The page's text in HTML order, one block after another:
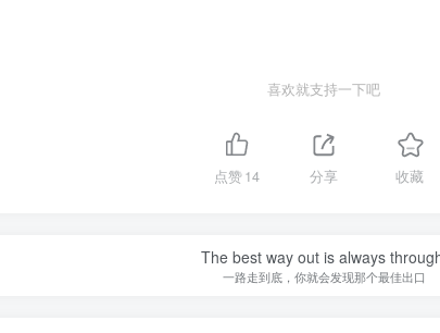
喜欢就支持一下吧
点赞14 分享 收藏
The best way out is always
一路走到底，你就会发现那个最佳出口